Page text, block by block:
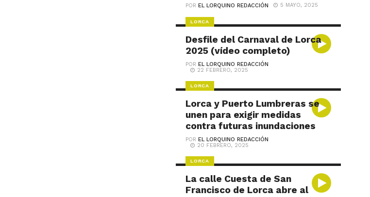
POREL LORQUINO REDACCIÓN 5 MAYO, 2025
LORCA
Desfile del Carnaval de Lorca
2025 (vídeo completo)
POREL LORQUINO REDACCIÓN
22 FEBRERO, 2025
LORCA
Lorca y Puerto Lumbreras se
unen para exigir medidas
contra futuras inundaciones
POREL LORQUINO REDACCIÓN
20 FEBRERO, 2025
LORCA
La calle Cuesta de San
Francisco de Lorca abre al